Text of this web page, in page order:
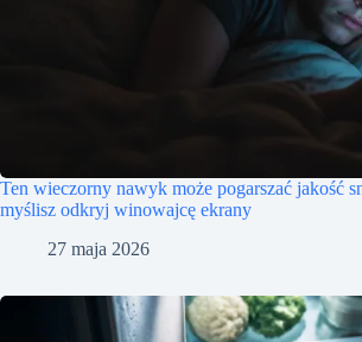
Ten wieczorny nawyk może pogarszać jakość
myślisz odkryj winowajcę ekrany
27 maja 2026